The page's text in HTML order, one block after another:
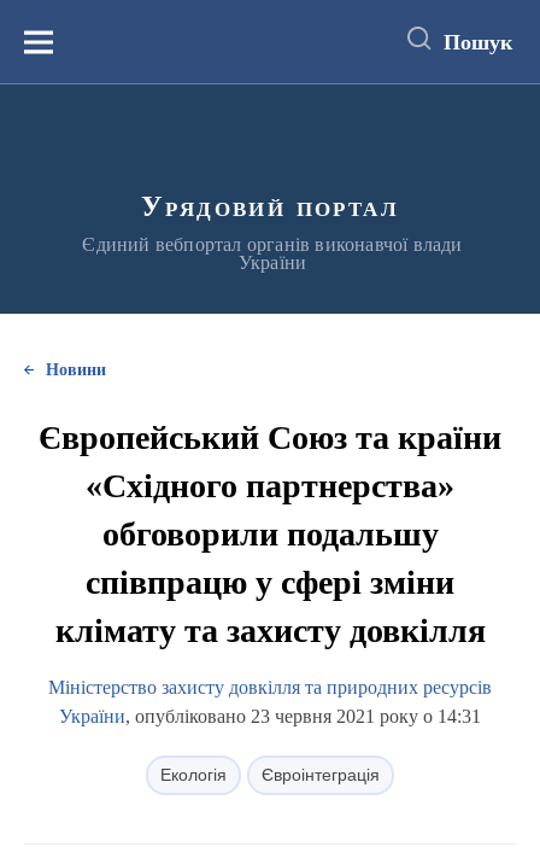
вмістуМеню Пошук
Урядовий портал
Єдиний вебпортал органів виконавчої влади
України
Новини
Європейський Союз та країни
«Східного партнерства»
обговорили подальшу
співпрацю у сфері зміни
клімату та захисту довкілля
Міністерство захисту довкілля та природних ресурсів
України, опубліковано 23 червня 2021 року о 14:31
Екологія Євроінтеграція